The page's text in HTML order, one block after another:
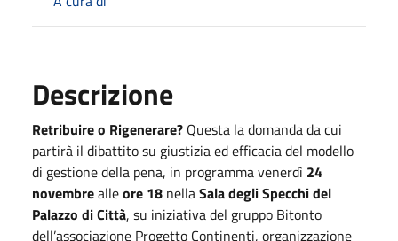
Descrizione
Retribuire o Rigenerare? Questa la domanda da cui
partirà il dibattito su giustizia ed efficacia del modello
di gestione della pena, in programma venerdì 24
novembrealleore 18 nellaSala degli Specchi del
Palazzo di Città, su iniziativa del gruppo Bitonto
dell’associazione Progetto Continenti, organizzazione